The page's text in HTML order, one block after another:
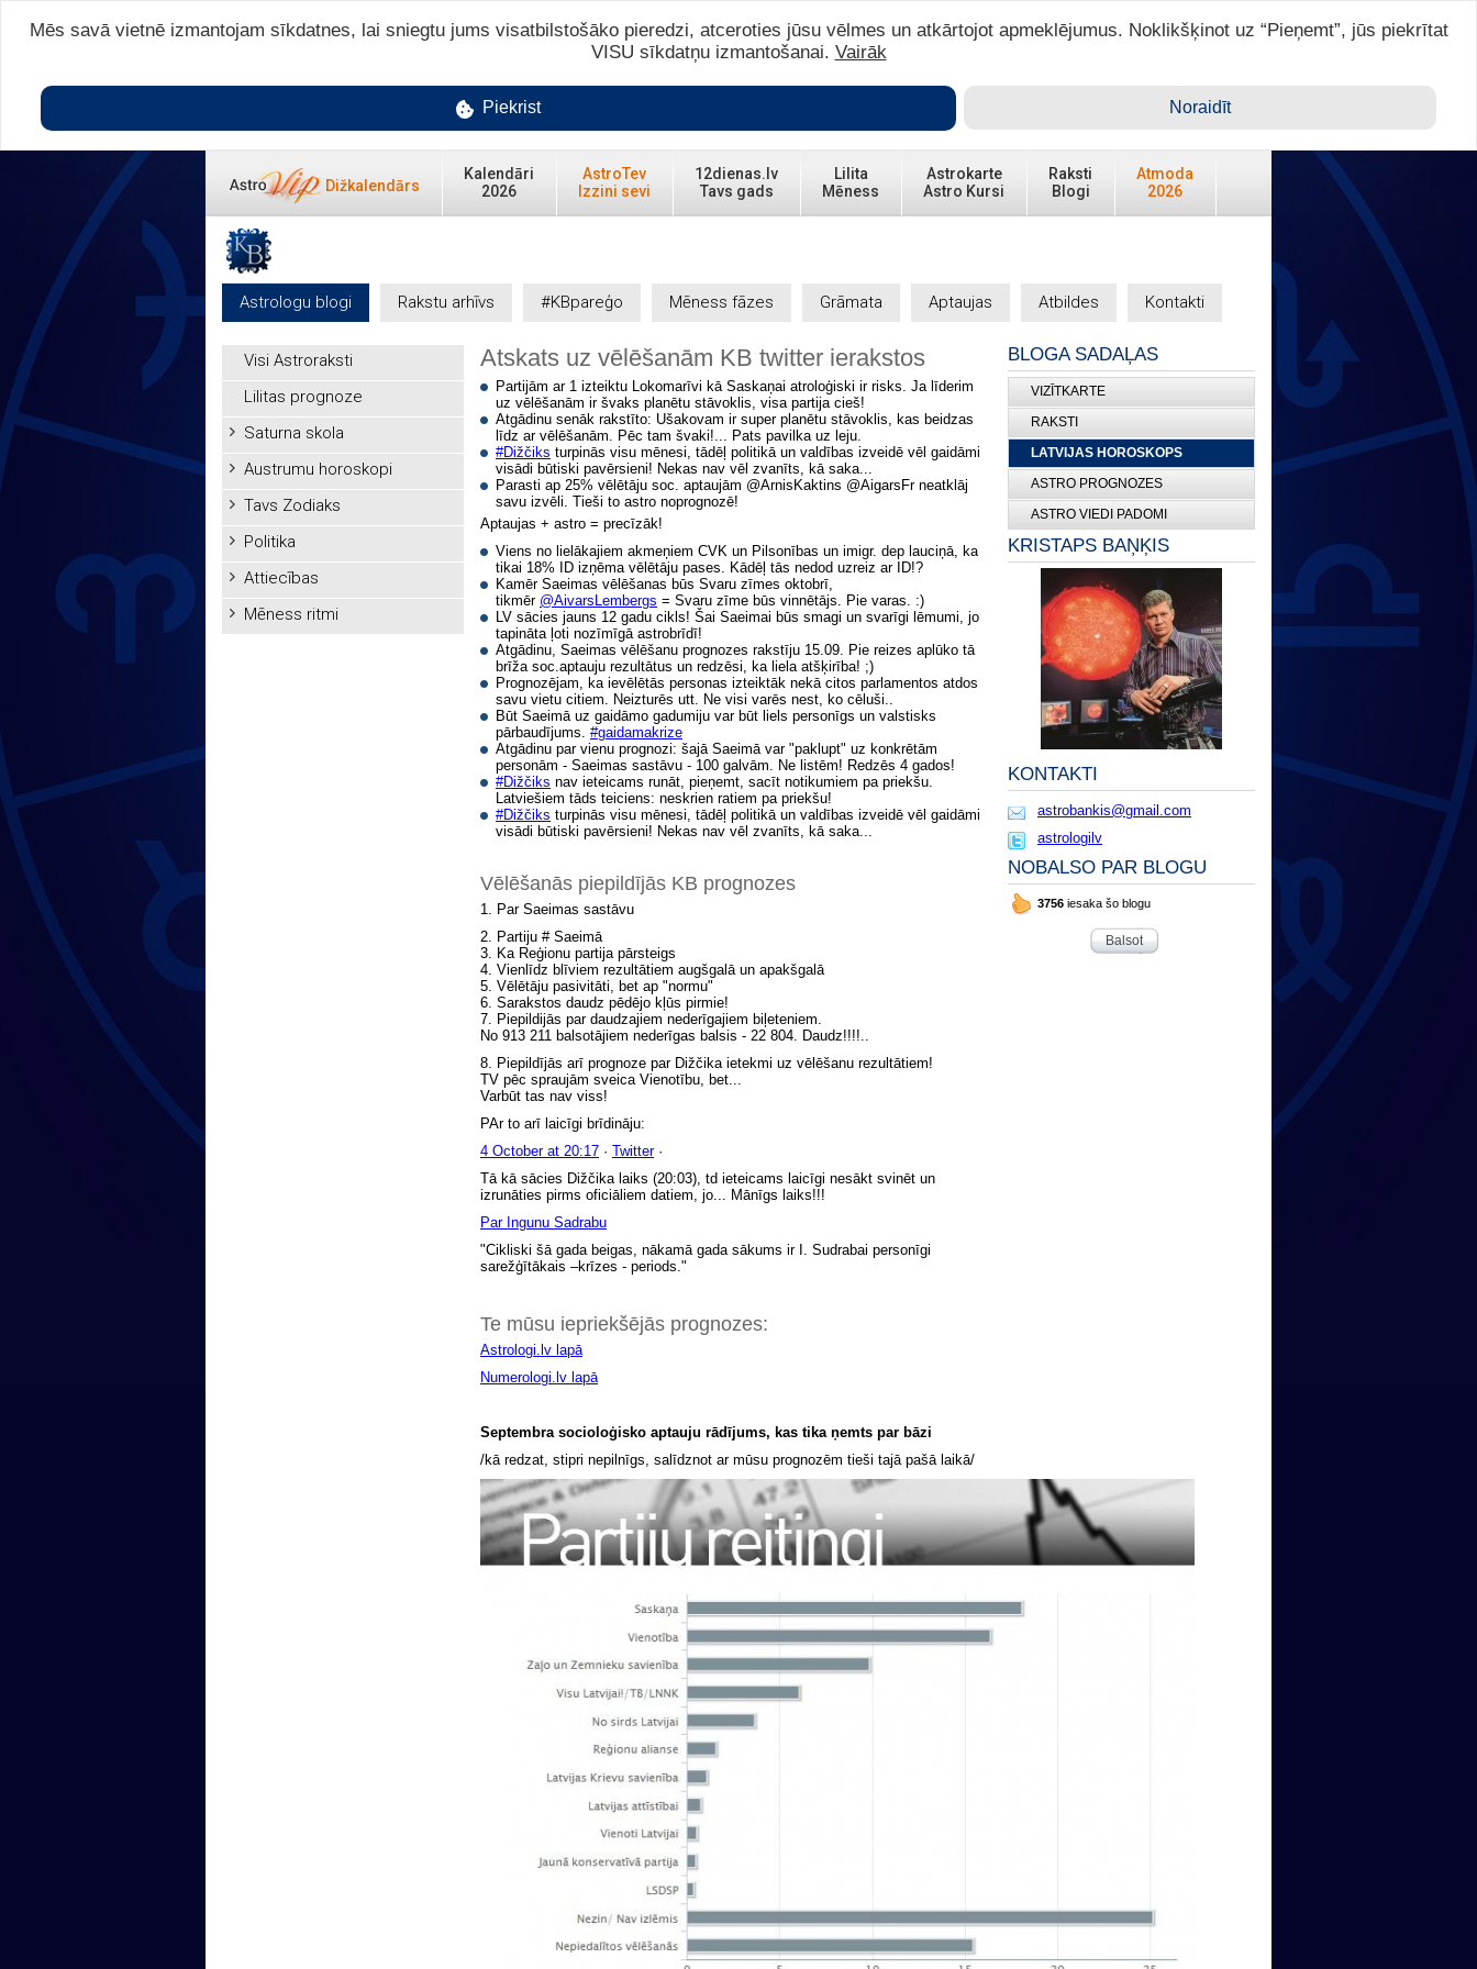
Ienākt ar ASTRO VIP >
Reģistrēties
Dižkalendārs
Kalendāri
2026
AstroTev
Izzini sevi
12dienas.lv
Tavs gads
Lilita
Mēness
Astrokarte
Astro Kursi
Raksti
Blogi
Atmoda
2026
Astrologu blogi Rakstu arhīvs #KBpareģo Mēness fāzes Grāmata Aptaujas Atbildes Kontakti
Visi Astroraksti
Lilitas prognoze
Saturna skola
Austrumu horoskopi
Tavs Zodiaks
Politika
Attiecības
Mēness ritmi
Atskats uz vēlēšanām KB twitter ierakstos
Partijām ar 1 izteiktu Lokomarīvi kā Saskaņai atroloģiski ir risks. Ja līderim
uz vēlēšanām ir švaks planētu stāvoklis, visa partija cieš!
Atgādinu senāk rakstīto: Ušakovam ir super planētu stāvoklis, kas beidzas
līdz ar vēlēšanām. Pēc tam švaki!... Pats pavilka uz leju.
‪#‎Dižčiks turpinās visu mēnesi, tādēļ politikā un valdības izveidē vēl gaidāmi
visādi būtiski pavērsieni! Nekas nav vēl zvanīts, kā saka...
Parasti ap 25% vēlētāju soc. aptaujām @ArnisKaktins @AigarsFr neatklāj
savu izvēli. Tieši to astro noprognozē!
Aptaujas + astro = precīzāk!
Viens no lielākajiem akmeņiem CVK un Pilsonības un imigr. dep lauciņā, ka
tikai 18% ID izņēma vēlētāju pases. Kādēļ tās nedod uzreiz ar ID!?
Kamēr Saeimas vēlēšanas būs Svaru zīmes oktobrī,
tikmēr @AivarsLembergs = Svaru zīme būs vinnētājs. Pie varas. :)
LV sācies jauns 12 gadu cikls! Šai Saeimai būs smagi un svarīgi lēmumi, jo
tapināta ļoti nozīmīgā astrobrīdī!
Atgādinu, Saeimas vēlēšanu prognozes rakstīju 15.09. Pie reizes aplūko tā
brīža soc.aptauju rezultātus un redzēsi, ka liela atšķirība! ;)
Prognozējam, ka ievēlētās personas izteiktāk nekā citos parlamentos atdos
savu vietu citiem. Neizturēs utt. Ne visi varēs nest, ko cēluši..
Būt Saeimā uz gaidāmo gadumiju var būt liels personīgs un valstisks
pārbaudījums. #gaidamakrize
Atgādinu par vienu prognozi: šajā Saeimā var "paklupt" uz konkrētām
personām - Saeimas sastāvu - 100 galvām. Ne listēm! Redzēs 4 gados!
#Dižčiks nav ieteicams runāt, pieņemt, sacīt notikumiem pa priekšu.
Latviešiem tāds teiciens: neskrien ratiem pa priekšu!
#Dižčiks turpinās visu mēnesi, tādēļ politikā un valdības izveidē vēl gaidāmi
visādi būtiski pavērsieni! Nekas nav vēl zvanīts, kā saka...
Vēlēšanās piepildījās KB prognozes
1. Par Saeimas sastāvu
2. Partiju # Saeimā
3. Ka Reģionu partija pārsteigs
4. Vienlīdz blīviem rezultātiem augšgalā un apakšgalā
5. Vēlētāju pasivitāti, bet ap "normu"
6. Sarakstos daudz pēdējo kļūs pirmie!
7. Piepildijās par daudzajiem nederīgajiem biļeteniem.
No 913 211 balsotājiem nederīgas balsis - 22 804. Daudz!!!!..
8. Piepildījās arī prognoze par Dižčika ietekmi uz vēlēšanu rezultātiem!
TV pēc spraujām sveica Vienotību, bet...
Varbūt tas nav viss!
PAr to arī laicīgi brīdināju:
4 October at 20:17 · Twitter·
Tā kā sācies Dižčika laiks (20:03), td ieteicams laicīgi nesākt svinēt un
izrunāties pirms oficiāliem datiem, jo... Mānīgs laiks!!!
Par Ingunu Sadrabu
"Cikliski šā gada beigas, nākamā gada sākums ir I. Sudrabai personīgi
sarežģītākais –krīzes - periods."
Te mūsu iepriekšējās prognozes:
Astrologi.lv lapā
Numerologi.lv lapā
Septembra socioloģisko aptauju rādījums, kas tika ņemts par bāzi
/kā redzat, stipri nepilnīgs, salīdznot ar mūsu prognozēm tieši tajā pašā laikā/
BLOGA SADAĻAS
VIZĪTKARTE
RAKSTI
LATVIJAS HOROSKOPS
ASTRO PROGNOZES
ASTRO VIEDI PADOMI
KRISTAPS BAŅĶIS
KONTAKTI
astrobankis@gmail.com
astrologilv
NOBALSO PAR BLOGU
3756 iesaka šo blogu
Balsot
Mēs savā vietnē izmantojam sīkdatnes, lai sniegtu jums visatbilstošāko pieredzi, atceroties jūsu vēlmes un atkārtojot apmeklējumus. Noklikšķinot uz “Pieņemt”, jūs piekrītat
VISU sīkdatņu izmantošanai. Vairāk
Piekrist Noraidīt